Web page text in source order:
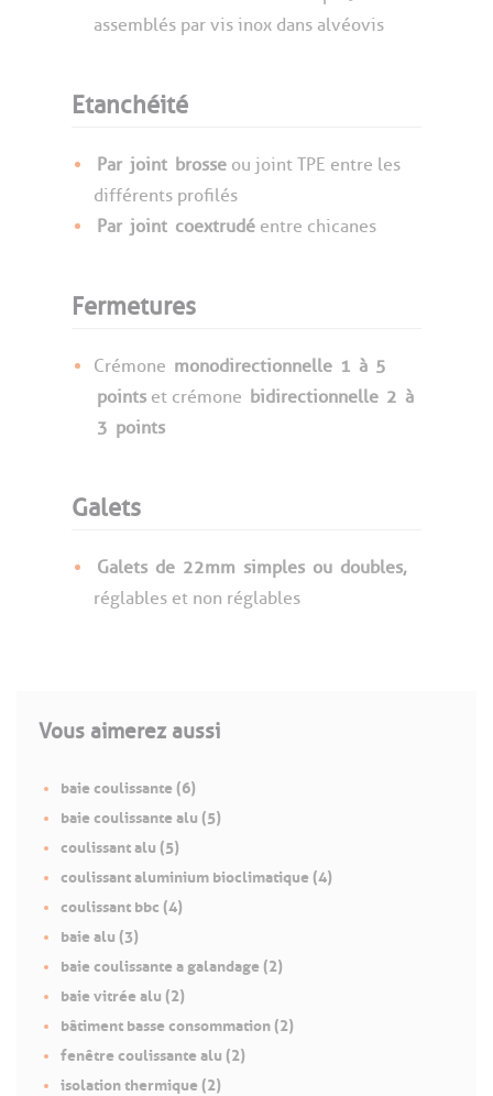
assemblés par vis inox dans alvéovis
Etanchéité
Par joint brosse ou joint TPE entre les
différents profilés
Par joint coextrudé entre chicanes
Fermetures
Crémone monodirectionnelle 1 à 5
points et crémone bidirectionnelle 2 à
3 points
Galets
Galets de 22mm simples ou doubles,
réglables et non réglables
Vous aimerez aussi
baie coulissante (6)
baie coulissante alu (5)
coulissant alu (5)
coulissant aluminium bioclimatique (4)
coulissant bbc (4)
baie alu (3)
baie coulissante a galandage (2)
baie vitrée alu (2)
bâtiment basse consommation (2)
fenêtre coulissante alu (2)
isolation thermique (2)